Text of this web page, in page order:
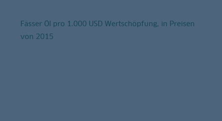
Fässer Öl pro 1.000 USD Wertschöpfung, in Preisen
von 2015